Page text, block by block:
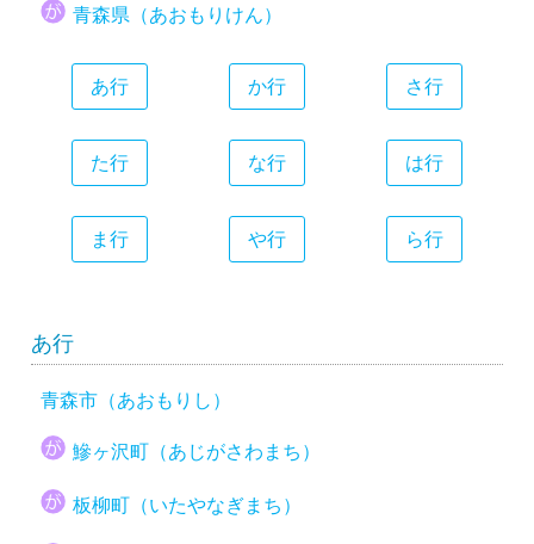
青森県（あおもりけん）
あ行 か行 さ行
た行 な行 は行
ま行 や行 ら行
あ行
青森市（あおもりし）
鰺ヶ沢町（あじがさわまち）
板柳町（いたやなぎまち）